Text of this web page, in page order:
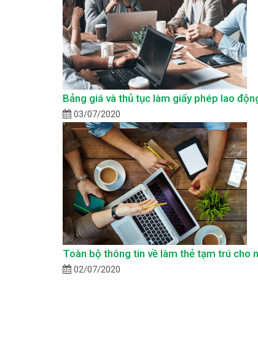
Bảng giá và thủ tục làm giấy phép lao
03/07/2020
Toàn bộ thông tin về làm thẻ tạm trú cho
02/07/2020